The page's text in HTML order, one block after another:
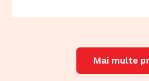
Mai multe